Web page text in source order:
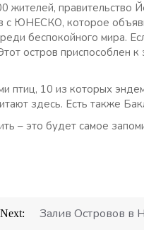
жителей, правительство
с ЮНЕСКО, которое
беспокойного мира.
остров приспособлен к
птиц, 10 из которых
здесь. Есть также
– это будет самое
Next: Залив Островов в